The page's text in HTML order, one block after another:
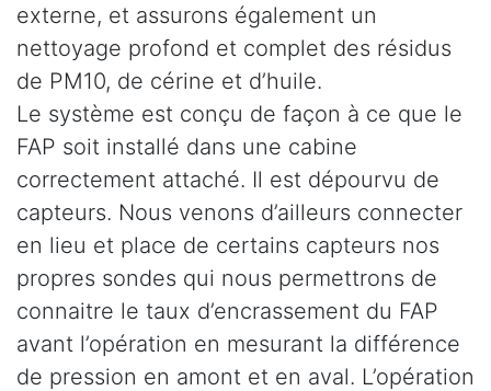
externe, et assurons également un
nettoyage profond et complet des résidus
de PM10, de cérine et d’huile.
Le système est conçu de façon à ce que le
FAP soit installé dans une cabine
correctement attaché. Il est dépourvu de
capteurs. Nous venons d’ailleurs connecter
en lieu et place de certains capteurs nos
propres sondes qui nous permettrons de
connaitre le taux d’encrassement du FAP
avant l’opération en mesurant la différence
de pression en amont et en aval. L’opération